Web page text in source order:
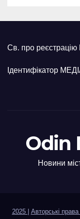
Св. про
Ідентифікатор
Odin
Новини
2025 Авторські